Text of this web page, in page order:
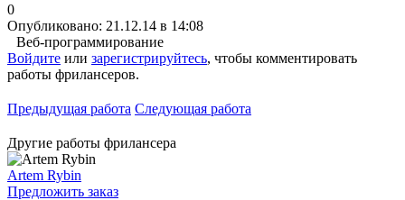
0
Опубликовано: 21.12.14 в 14:08
Веб-программирование
Войдите или зарегистрируйтесь, чтобы комментировать
работы фрилансеров.
Предыдущая работа Следующая работа
Другие работы фрилансера
Artem Rybin
Предложить заказ